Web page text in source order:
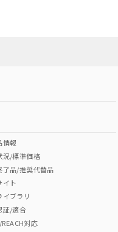
ダウン
Cr(VI)
情報
況/標準価格
了品/推奨代替品
イト
イブラリ
証/適合
対応